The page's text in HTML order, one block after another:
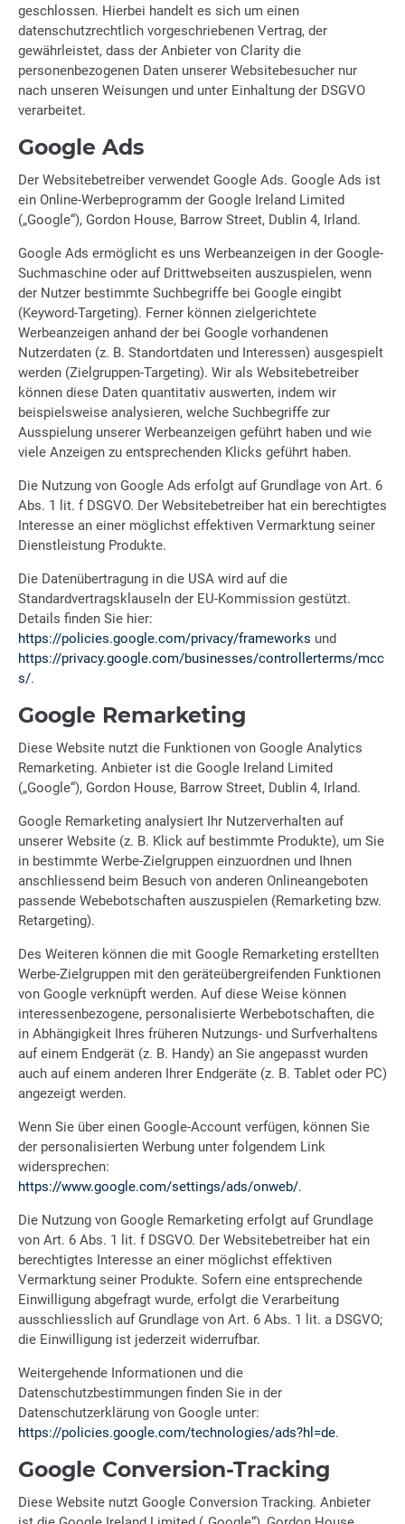
geschlossen. Hierbei handelt es sich um einen
datenschutzrechtlich vorgeschriebenen Vertrag, der
gewährleistet, dass der Anbieter von Clarity die
personenbezogenen Daten unserer Websitebesucher nur
nach unseren Weisungen und unter Einhaltung der DSGVO
verarbeitet.
Google Ads
Der Websitebetreiber verwendet Google Ads. Google Ads ist
ein Online-Werbeprogramm der Google Ireland Limited
(„Google“), Gordon House, Barrow Street, Dublin 4, Irland.
Google Ads ermöglicht es uns Werbeanzeigen in der Google-
Suchmaschine oder auf Drittwebseiten auszuspielen, wenn
der Nutzer bestimmte Suchbegriffe bei Google eingibt
(Keyword-Targeting). Ferner können zielgerichtete
Werbeanzeigen anhand der bei Google vorhandenen
Nutzerdaten (z. B. Standortdaten und Interessen) ausgespielt
werden (Zielgruppen-Targeting). Wir als Websitebetreiber
können diese Daten quantitativ auswerten, indem wir
beispielsweise analysieren, welche Suchbegriffe zur
Ausspielung unserer Werbeanzeigen geführt haben und wie
viele Anzeigen zu entsprechenden Klicks geführt haben.
Die Nutzung von Google Ads erfolgt auf Grundlage von Art. 6
Abs. 1 lit. f DSGVO. Der Websitebetreiber hat ein berechtigtes
Interesse an einer möglichst effektiven Vermarktung seiner
Dienstleistung Produkte.
Die Datenübertragung in die USA wird auf die
Standardvertragsklauseln der EU-Kommission gestützt.
Details finden Sie hier:
https://policies.google.com/privacy/frameworks und
https://privacy.google.com/businesses/controllerterms/mcc
s/.
Google Remarketing
Diese Website nutzt die Funktionen von Google Analytics
Remarketing. Anbieter ist die Google Ireland Limited
(„Google“), Gordon House, Barrow Street, Dublin 4, Irland.
Google Remarketing analysiert Ihr Nutzerverhalten auf
unserer Website (z. B. Klick auf bestimmte Produkte), um Sie
in bestimmte Werbe-Zielgruppen einzuordnen und Ihnen
anschliessend beim Besuch von anderen Onlineangeboten
passende Webebotschaften auszuspielen (Remarketing bzw.
Retargeting).
Des Weiteren können die mit Google Remarketing erstellten
Werbe-Zielgruppen mit den geräteübergreifenden Funktionen
von Google verknüpft werden. Auf diese Weise können
interessenbezogene, personalisierte Werbebotschaften, die
in Abhängigkeit Ihres früheren Nutzungs- und Surfverhaltens
auf einem Endgerät (z. B. Handy) an Sie angepasst wurden
auch auf einem anderen Ihrer Endgeräte (z. B. Tablet oder PC)
angezeigt werden.
Wenn Sie über einen Google-Account verfügen, können Sie
der personalisierten Werbung unter folgendem Link
widersprechen:
https://www.google.com/settings/ads/onweb/.
Die Nutzung von Google Remarketing erfolgt auf Grundlage
von Art. 6 Abs. 1 lit. f DSGVO. Der Websitebetreiber hat ein
berechtigtes Interesse an einer möglichst effektiven
Vermarktung seiner Produkte. Sofern eine entsprechende
Einwilligung abgefragt wurde, erfolgt die Verarbeitung
ausschliesslich auf Grundlage von Art. 6 Abs. 1 lit. a DSGVO;
die Einwilligung ist jederzeit widerrufbar.
Weitergehende Informationen und die
Datenschutzbestimmungen finden Sie in der
Datenschutzerklärung von Google unter:
https://policies.google.com/technologies/ads?hl=de.
Google Conversion-Tracking
Diese Website nutzt Google Conversion Tracking. Anbieter